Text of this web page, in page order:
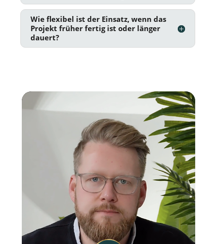
Wie flexibel ist der Einsatz, wenn das
Projekt früher fertig ist oder länger
dauert?